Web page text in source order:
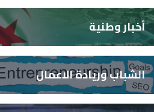
أخبار وطنية
الشباب وريادة الاعمال